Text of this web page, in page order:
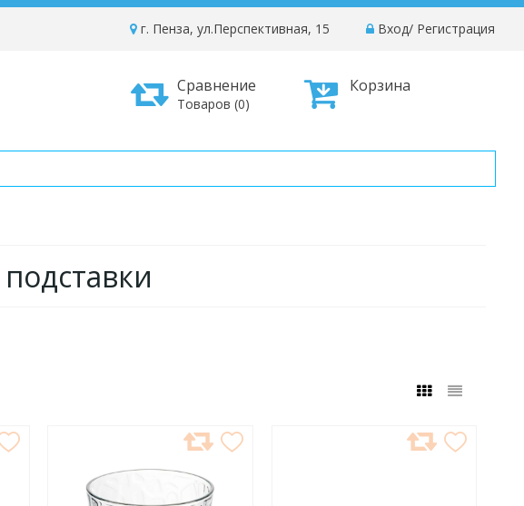
Вход/ Регистрация
г. Пенза, ул.Перспективная, 15
Корзина
Сравнение
Товаров (0)
ИЗБРАННОЕ